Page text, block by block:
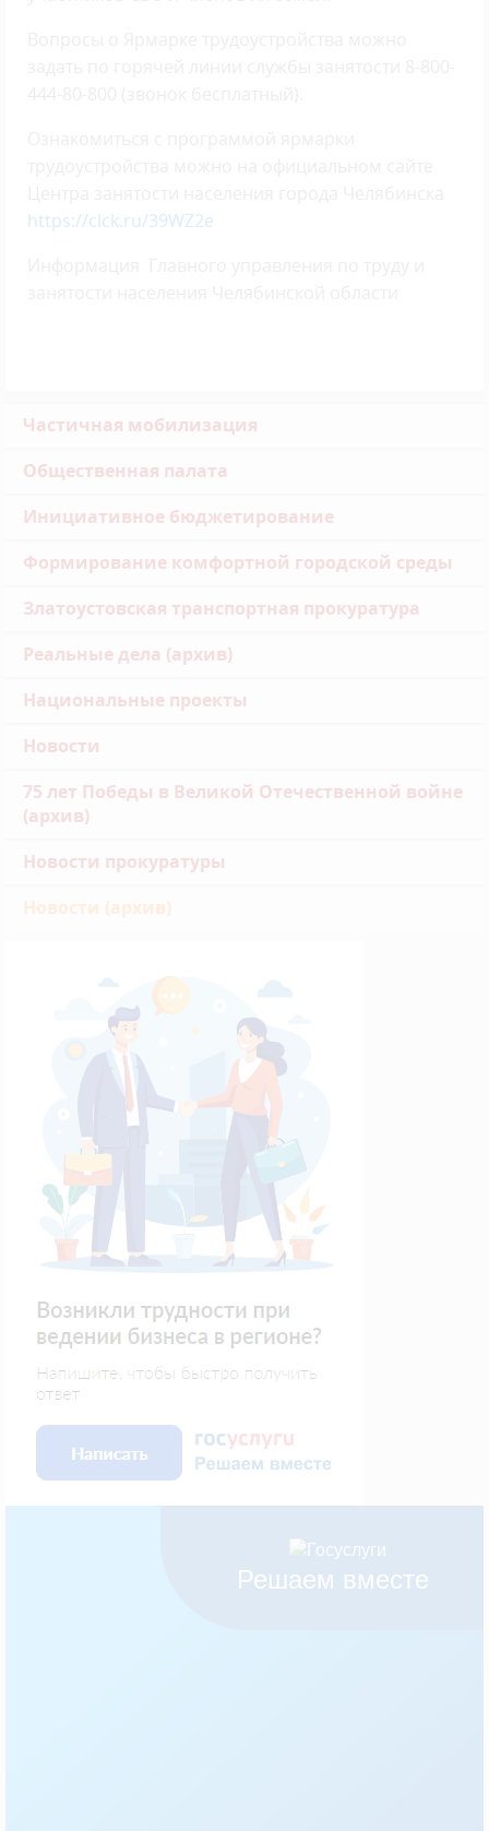
https://clck.ru/39WZ2e
Частичная мобилизация
Общественная палата
Инициативное бюджетирование
Формирование комфортной городской среды
Златоустовская транспортная прокуратура
Реальные дела (архив)
Национальные проекты
Новости
75 лет Победы в Великой Отечественной войне
(архив)
Новости прокуратуры
Новости (архив)
Решаем вместе